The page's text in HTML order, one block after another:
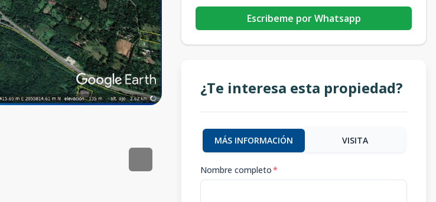
Escribeme por Whatsapp
¿Te interesa esta propiedad?
MÁS INFORMACIÓN VISITA
Nombre completo*